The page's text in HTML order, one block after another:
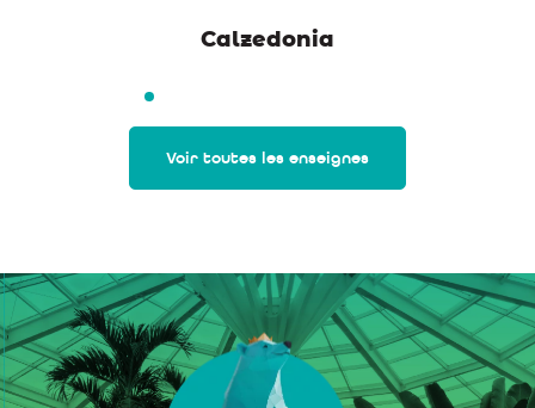
Calzedonia
Voir toutes les enseignes